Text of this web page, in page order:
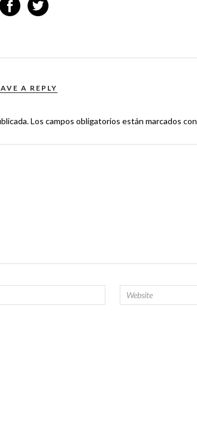
A REPLY
Los campos obligatorios están marcados con